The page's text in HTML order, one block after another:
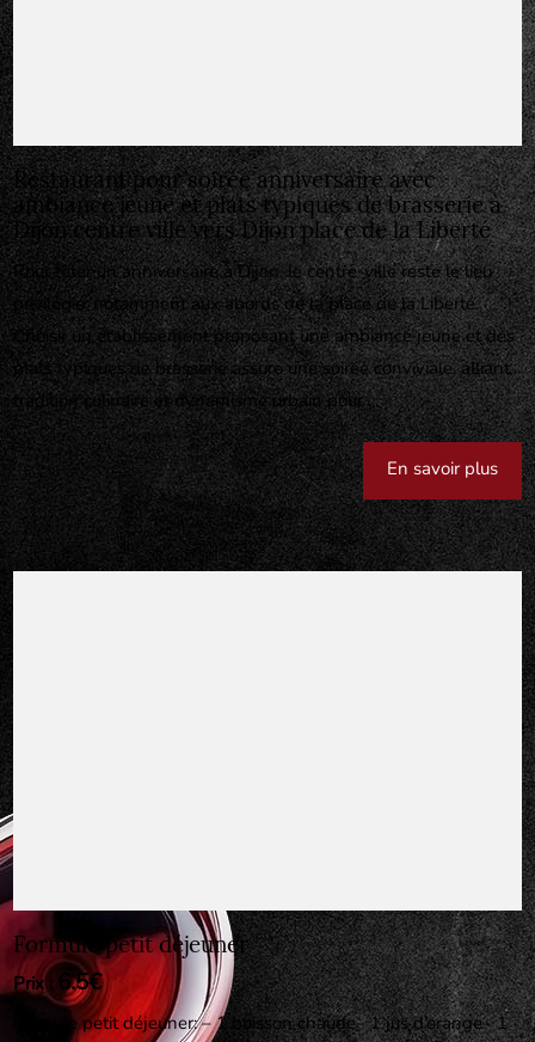
Restaurant pour soirée anniversaire avec
ambiance jeune et plats typiques de brasserie à
Dijon centre ville vers Dijon place de la Liberté
Pour fêter un anniversaire à Dijon, le centre-ville reste le lieu
privilégié, notamment aux abords de la place de la Liberté.
Choisir un établissement proposant une ambiance jeune et des
plats typiques de brasserie assure une soirée conviviale, alliant
tradition culinaire et dynamisme urbain pour ...
En savoir plus
Formule petit déjeuner
Prix : 6.5€
Formule petit déjeuner: – 1 boisson chaude– 1 jus d’orange– 1